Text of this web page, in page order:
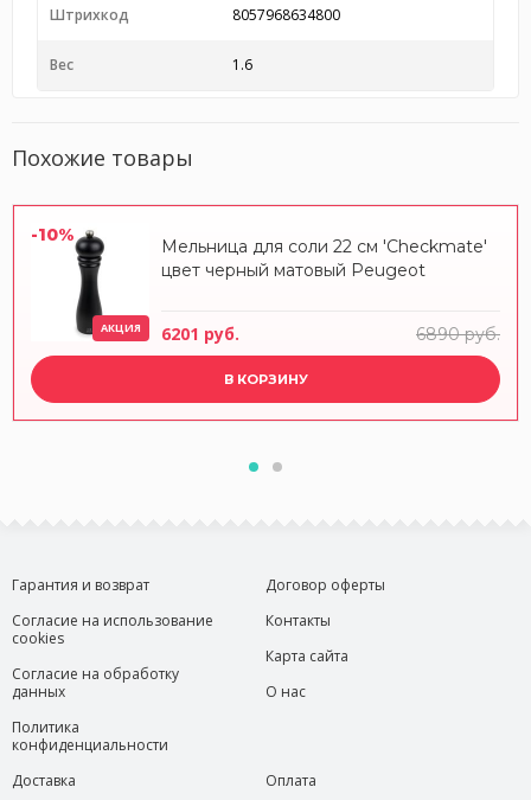
Штрихкод 8057968634800
Вес 1.6
Похожие товары
-10%
АКЦИЯ
Мельница для соли 22 см 'Checkmate'
цвет черный матовый Peugeot
6201 руб. 6890 руб.
В КОРЗИНУ
Гарантия и возврат
Согласие на использование
cookies
Согласие на обработку
данных
Политика
конфиденциальности
Договор оферты
Контакты
Карта сайта
О нас
Доставка
Оплата